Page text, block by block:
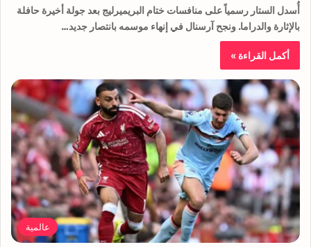
أُسدل الستار رسمياً على منافسات ختام البريميرليج بعد جولة أخيرة حافلة
بالإثارة والدراما. ونجح آرسنال في إنهاء موسمه بانتصار جديد…
أكمل القراءة »
عالمية